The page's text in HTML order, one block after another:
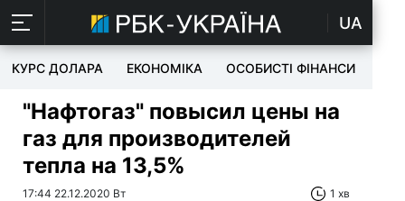
UA
КУРС ДОЛАРА ЕКОНОМІКА ОСОБИСТІ ФІНАНСИ
"Нафтогаз" повысил цены на
газ для производителей
тепла на 13,5%
17:44 22.12.2020 Вт 1 хв